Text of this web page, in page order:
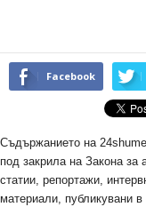
Facebook
Съдържанието на
под закрила на Закона за
статии, репортажи,
материали, публикувани